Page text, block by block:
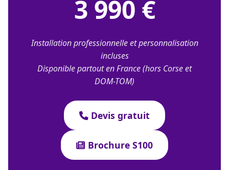
3 990 €
Installation professionnelle et personnalisation
incluses
Disponible partout en France (hors Corse et
DOM-TOM)
Devis gratuit
Brochure S100